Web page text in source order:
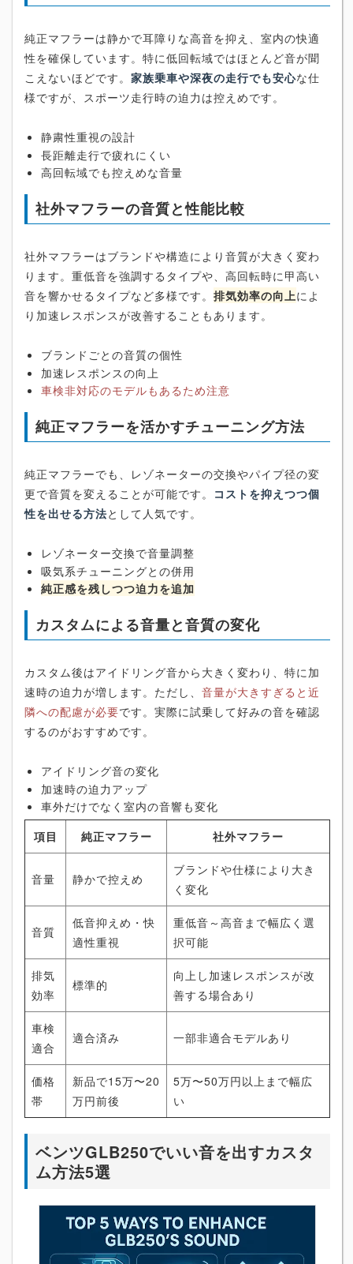
純正マフラーは静かで耳障りな高音を抑え、室内の快適
性を確保しています。特に低回転域ではほとんど音が聞
こえないほどです。 家族乗車や深夜の走行でも安心な仕
様ですが、スポーツ走行時の迫力は控えめです。
静粛性重視の設計
長距離走行で疲れにくい
高回転域でも控えめな音量
社外マフラーの音質と性能比較
社外マフラーはブランドや構造により音質が大きく変わ
ります。重低音を強調するタイプや、高回転時に甲高い
音を響かせるタイプなど多様です。 排気効率の向上によ
り加速レスポンスが改善することもあります。
ブランドごとの音質の個性
加速レスポンスの向上
車検非対応のモデルもあるため注意
純正マフラーを活かすチューニング方法
純正マフラーでも、レゾネーターの交換やパイプ径の変
更で音質を変えることが可能です。 コストを抑えつつ個
性を出せる方法として人気です。
レゾネーター交換で音量調整
吸気系チューニングとの併用
純正感を残しつつ迫力を追加
カスタムによる音量と音質の変化
カスタム後はアイドリング音から大きく変わり、特に加
速時の迫力が増します。ただし、 音量が大きすぎると近
隣への配慮が必要です。実際に試乗して好みの音を確認
するのがおすすめです。
アイドリング音の変化
加速時の迫力アップ
車外だけでなく室内の音響も変化
項目
純正マフラー 社外マフラー
音量 静かで控えめ
ブランドや仕様により大き
く変化
音質
低音抑えめ・快
適性重視
重低音～高音まで幅広く選
択可能
排気
効率
標準的
向上し加速レスポンスが改
善する場合あり
車検
適合
適合済み 一部非適合モデルあり
価格
帯
新品で15万〜20
万円前後
5万〜50万円以上まで幅広
い
ベンツGLB250でいい音を出すカスタ
ム方法5選